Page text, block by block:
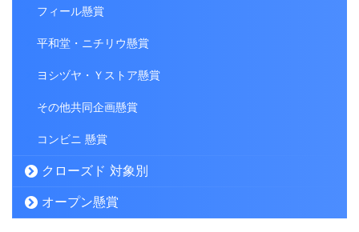
フィール懸賞
平和堂・ニチリウ懸賞
ヨシヅヤ・Ｙストア懸賞
その他共同企画懸賞
コンビニ 懸賞
クローズド 対象別
オープン懸賞